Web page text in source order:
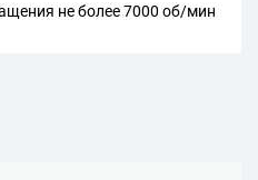
не более 7000 об/мин